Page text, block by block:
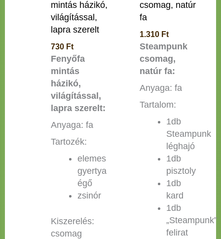
mintás házikó,
világítással,
lapra szerelt
730 Ft
Fenyőfa
mintás
házikó,
világítással,
lapra szerelt:
Anyaga: fa
Tartozék:
elemes
gyertya
égő
zsinór
Kiszerelés:
csomag
csomag, natúr
fa
1.310 Ft
Steampunk
csomag,
natúr fa:
Anyaga: fa
Tartalom:
1db
Steampunk
léghajó
1db
pisztoly
1db
kard
1db
„Steampunk”
felirat